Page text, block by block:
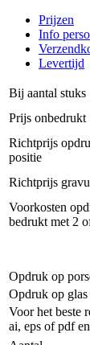
Prijzen
Info
Levertijd
Bij aantal stuks
Prijs onbedrukt
Richtprijs
positie
Richtprijs
Voorkosten
bedrukt met 2
Opdruk op
Opdruk op glas
Voor het beste
ai, eps of pdf